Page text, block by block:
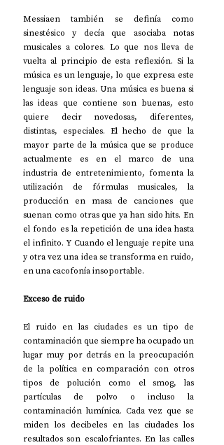
Messiaen también se definía como
sinestésico y decía que asociaba notas
musicales a colores. Lo que nos lleva de
vuelta al principio de esta reflexión. Si la
música es un lenguaje, lo que expresa este
lenguaje son ideas. Una música es buena si
las ideas que contiene son buenas, esto
quiere decir novedosas, diferentes,
distintas, especiales. El hecho de que la
mayor parte de la música que se produce
actualmente es en el marco de una
industria de entretenimiento, fomenta la
utilización de fórmulas musicales, la
producción en masa de canciones que
suenan como otras que ya han sido hits. En
el fondo es la repetición de una idea hasta
el infinito. Y Cuando el lenguaje repite una
y otra vez una idea se transforma en ruido,
en una cacofonía insoportable.
Exceso de ruido
El ruido en las ciudades es un tipo de
contaminación que siempre ha ocupado un
lugar muy por detrás en la preocupación
de la política en comparación con otros
tipos de polución como el smog, las
partículas de polvo o incluso la
contaminación lumínica. Cada vez que se
miden los decibeles en las ciudades los
resultados son escalofriantes. En las calles